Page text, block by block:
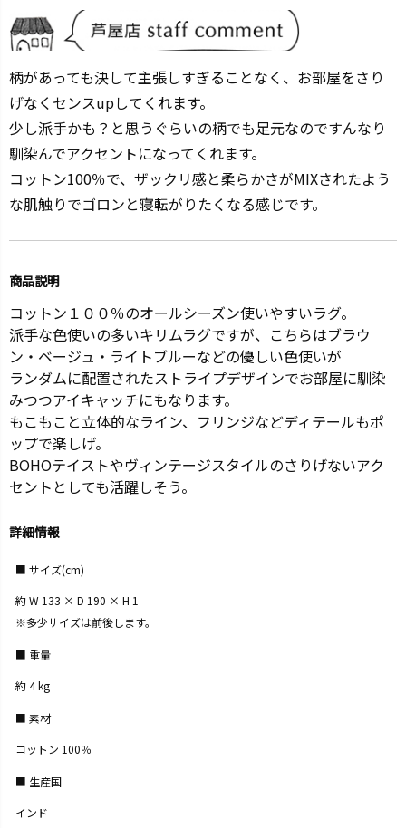
柄があっても決して主張しすぎることなく、お部屋をさり
げなくセンスupしてくれます。
少し派手かも？と思うぐらいの柄でも足元なのですんなり
馴染んでアクセントになってくれます。
コットン100％で、ザックリ感と柔らかさがMIXされたよう
な肌触りでゴロンと寝転がりたくなる感じです。
商品説明
コットン１００％のオールシーズン使いやすいラグ。
派手な色使いの多いキリムラグですが、こちらはブラウ
ン・ベージュ・ライトブルーなどの優しい色使いが
ランダムに配置されたストライプデザインでお部屋に馴染
みつつアイキャッチにもなります。
もこもこと立体的なライン、フリンジなどディテールもポ
ップで楽しげ。
BOHOテイストやヴィンテージスタイルのさりげないアク
セントとしても活躍しそう。
詳細情報
サイズ(cm)
約 W 133 × D 190 × H 1
※多少サイズは前後します。
重量
約 4 kg
素材
コットン 100％
生産国
インド